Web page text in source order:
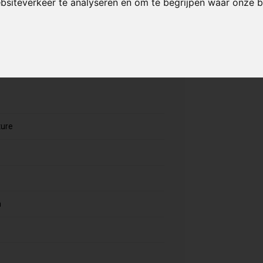
te analyseren en om te begrijpen waar onze
de forged neck, geïntegreerde
sterk voor riders die progressie willen